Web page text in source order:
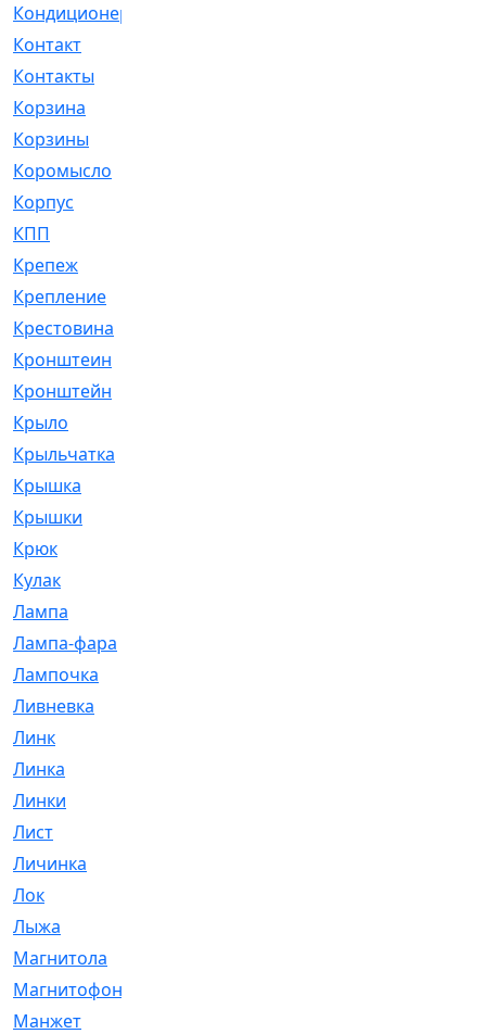
Кондиционер
Контакт
Контакты
Корзина
Корзины
Коромысло
Корпус
КПП
Крепеж
Крепление
Крестовина
Кронштеин
Кронштейн
Крыло
Крыльчатка
Крышка
Крышки
Крюк
Кулак
Лампа
Лампа-фара
Лампочка
Ливневка
Линк
Линка
Линки
Лист
Личинка
Лок
Лыжа
Магнитола
Магнитофон
Манжет